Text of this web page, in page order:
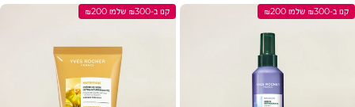
קנו ב-₪300 שלמו ₪200 קנו ב-₪300 שלמו ₪200